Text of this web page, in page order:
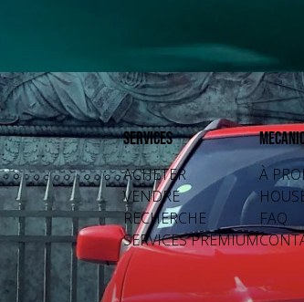
Services
ACHETER
VENDRE
RECHERCHE
SERVICES PREMIUM
À
FAQ